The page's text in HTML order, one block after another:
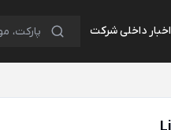
اخبار داخلی شرکت